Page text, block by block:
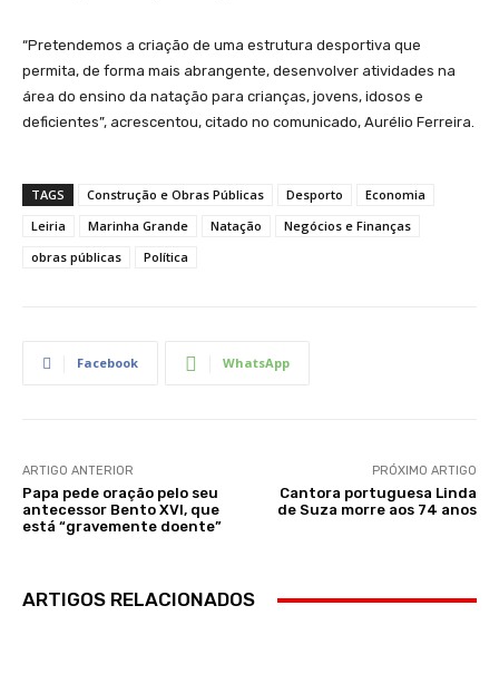
“Pretendemos a criação de uma estrutura desportiva que
permita, de forma mais abrangente, desenvolver atividades na
área do ensino da natação para crianças, jovens, idosos e
deficientes”, acrescentou, citado no comunicado, Aurélio Ferreira.
TAGS Construção e Obras Públicas Desporto
Economia
Leiria
Marinha Grande Natação
Negócios e Finanças
obras públicas
Política
Facebook WhatsApp
ARTIGO ANTERIOR
Papa pede oração pelo seu
antecessor Bento XVI, que
está “gravemente doente”
PRÓXIMO ARTIGO
Cantora portuguesa Linda
de Suza morre aos 74 anos
ARTIGOS RELACIONADOS